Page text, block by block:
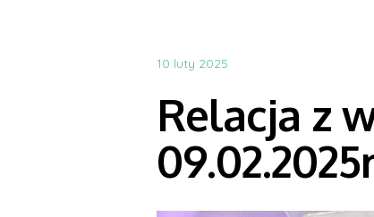
10 luty 2025
Relacja z